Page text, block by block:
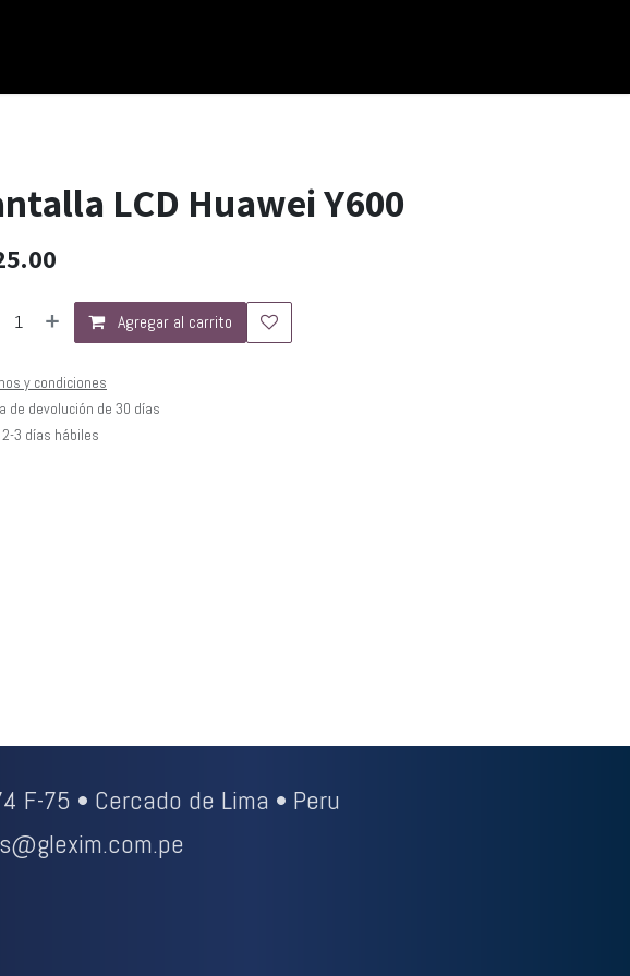
LCD Huawei Y600
Agregar al carrito
y condiciones
de devolución de 30 días
2-3 días hábiles
F-75 • Cercado de Lima • Peru